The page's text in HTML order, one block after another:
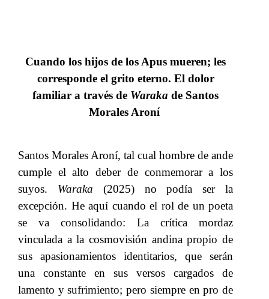
Cuando los hijos de los Apus mueren; les
corresponde el grito eterno. El dolor
familiar a través de​​ Waraka ​​ de Santos
Morales Aroní​​
Santos Morales Aroní, tal cual hombre de ande
cumple el alto deber de conmemorar a los
suyos.​​ Waraka​​ (2025) no podía ser la
excepción. He aquí cuando el rol de un poeta
se va consolidando: La crítica mordaz
vinculada a la cosmovisión andina propio de
sus apasionamientos identitarios, que serán
una constante en sus versos cargados de
lamento y sufrimiento; pero siempre en pro de